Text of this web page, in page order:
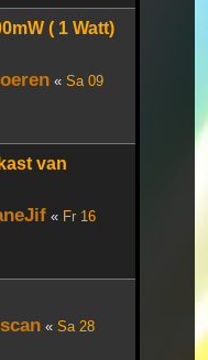
( 1 Watt)
« Sa 09
van
« Fr 16
« Sa 28